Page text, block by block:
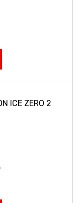
ICE ZERO 2